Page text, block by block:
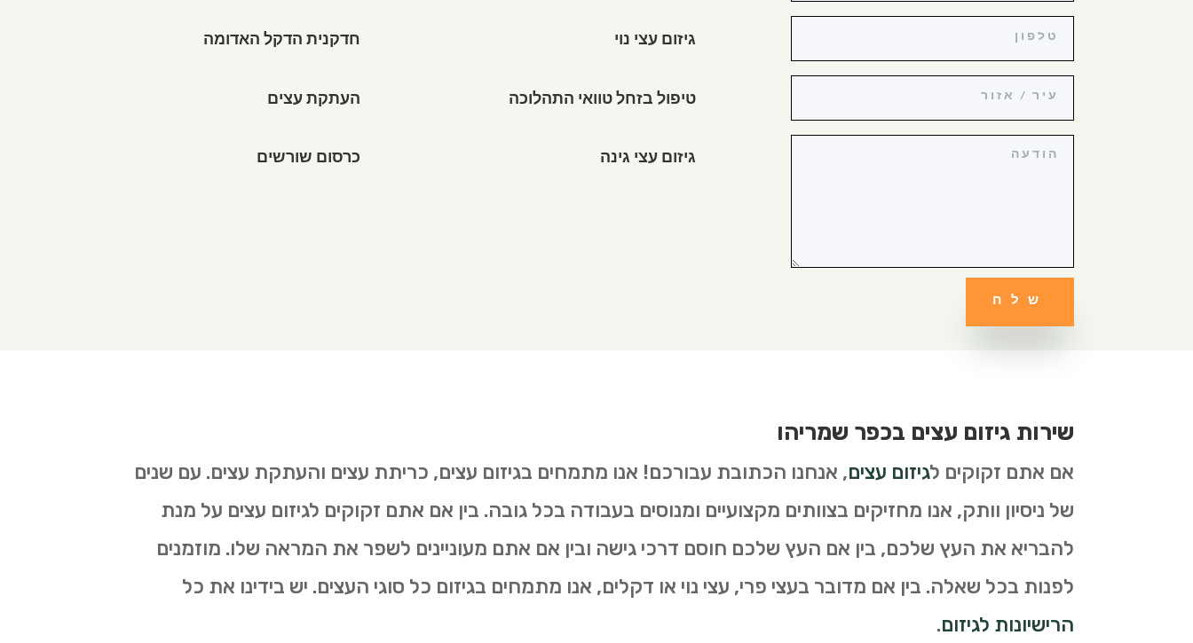
חדקנית הדקל האדומה
העתקת עצים
כרסום שורשים
גיזום עצי נוי
טיפול בזחל טוואי התהלוכה
גיזום עצי גינה
שלח
שירות גיזום עצים בכפר שמריהו
אם אתם זקוקים לגיזום עצים, אנחנו הכתובת עבורכם! אנו מתמחים בגיזום עצים, כריתת עצים והעתקת עצים. עם שנים
של ניסיון וותק, אנו מחזיקים בצוותים מקצועיים ומנוסים בעבודה בכל גובה. בין אם אתם זקוקים לגיזום עצים על מנת
להבריא את העץ שלכם, בין אם העץ שלכם חוסם דרכי גישה ובין אם אתם מעוניינים לשפר את המראה שלו. מוזמנים
לפנות בכל שאלה. בין אם מדובר בעצי פרי, עצי נוי או דקלים, אנו מתמחים בגיזום כל סוגי העצים. יש בידינו את כל
הרישיונות לגיזום.